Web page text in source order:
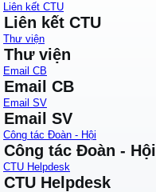
Liên kết CTU
Liên kết CTU
Thư viện
Thư viện
Email CB
Email CB
Email SV
Email SV
Công tác Đoàn - Hội
Công tác Đoàn - Hội
CTU Helpdesk
CTU Helpdesk